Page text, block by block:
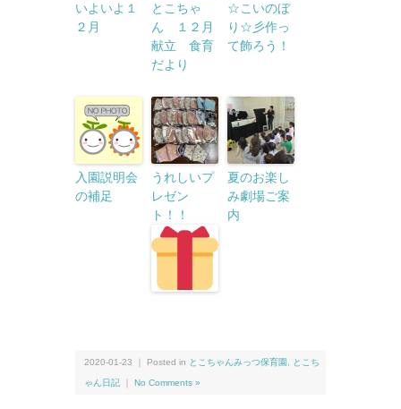
いよいよ１
２月
とこちゃ
ん １２月
献立 食育
だより
☆こいのぼ
り☆彡作っ
て飾ろう！
入園説明会
の補足
うれしいプ
レゼン
ト！！
夏のお楽し
み劇場ご案
内
2020-01-23 ｜ Posted in とこちゃんみっつ保育園 とこち
ゃん日記 No Comments »